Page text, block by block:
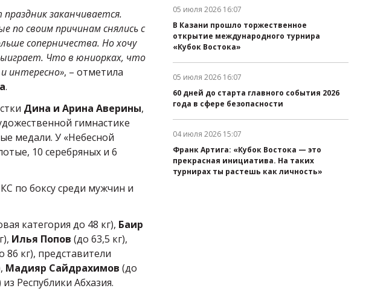
заканчивается.
по своим причинам снялись с
соперничества. Но хочу
Что в юниорках, что
интересно», – отметила
.
Дина и Арина Аверины,
гимнастике
медали. У «Небесной
10 серебряных и 6
по боксу среди мужчин и
категория до 48 кг), Баир
Илья Попов (до 63,5 кг),
86 кг), представители
Мадияр Сайдрахимов (до
из Республики Абхазия.
05 июля 2026 16:07
В Казани прошло торжественное
открытие международного турнира
«Кубок Востока»
Дата публикации:
05 июля 2026 16:07
60 дней до старта главного события 2026
года в сфере безопасности
Дата публикации:
04 июля 2026 15:07
Франк Артига: «Кубок Востока — это
прекрасная инициатива. На таких
турнирах ты растешь как личность»